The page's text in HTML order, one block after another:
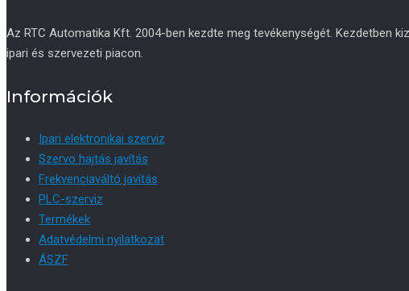
Az RTC Automatika Kft. 2004-ben kezdte meg tevékenységét. Kezdetben
ipari és szervezeti piacon.
Információk
Ipari elektronikai szerviz
Szervo hajtás javítás
Frekvenciaváltó javítás
PLC-szerviz
Termékek
Adatvédelmi nyilatkozat
ÁSZF